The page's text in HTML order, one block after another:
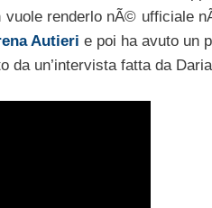
renderlo nÃ© ufficiale
Autieri e poi ha avuto un
da un’intervista fatta da